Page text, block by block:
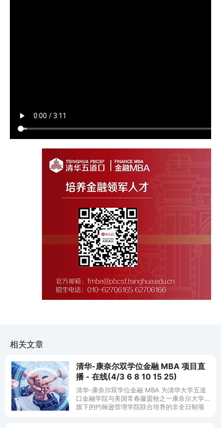
相关文章
清华-康奈尔双学位金融 MBA 项目直
播 - 在线(4/3 6 8 10 15 25)
清华-康奈尔双学位金融 MBA 为清华大学五道
口金融学院与美国常春藤盟校之一康奈尔大学
旗下的约翰逊管理学院联合培养的非全日制项